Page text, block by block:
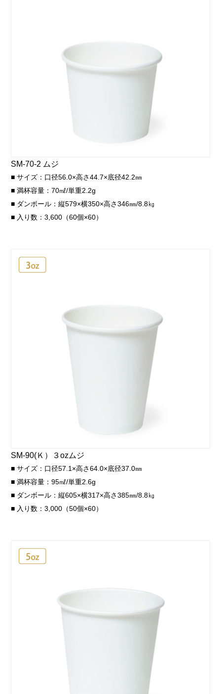
SM-70-2 ムジ
■ サイズ：口径56.0×高さ44.7×底径42.2㎜
■ 満杯容量：70㎖/単重2.2g
■ ダンボール：縦579×横350×高さ346㎜/8.8㎏
■ 入り数：3,600（60個×60）
SM-90(Ｋ）３ozムジ
■ サイズ：口径57.1×高さ64.0×底径37.0㎜
■ 満杯容量：95㎖/単重2.6g
■ ダンボール：縦605×横317×高さ385㎜/8.8㎏
■ 入り数：3,000（50個×60）